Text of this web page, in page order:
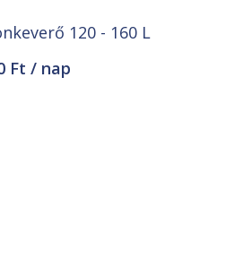
120 - 160 L
Ft / nap